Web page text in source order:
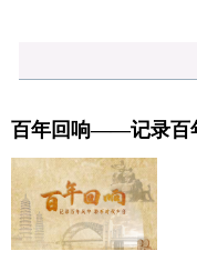
百年回响——记录百